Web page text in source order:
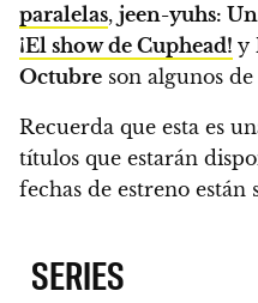
paralelas, jeen-yuhs:
¡El show de Cuphead! y
Octubre son algunos
Recuerda que esta es
títulos que estarán
fechas de estreno están
SERIES